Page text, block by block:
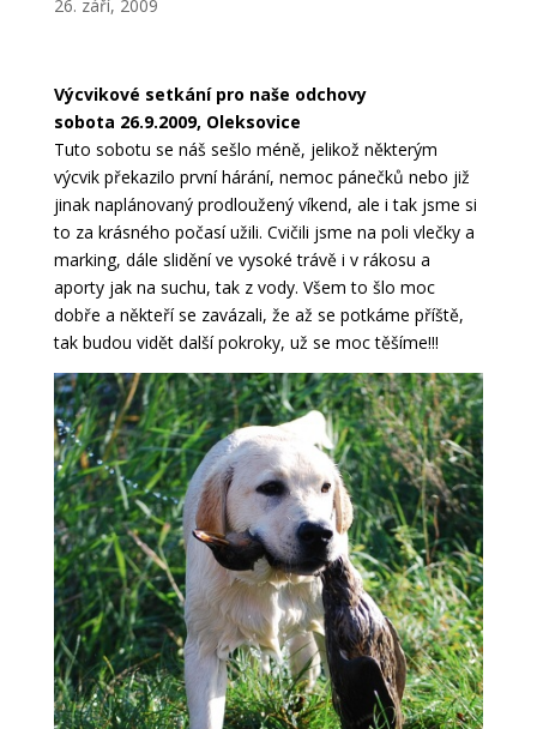
26. září, 2009
Výcvikové setkání pro naše odchovy
sobota 26.9.2009, Oleksovice
Tuto sobotu se náš sešlo méně, jelikož některým
výcvik překazilo první hárání, nemoc pánečků nebo již
jinak naplánovaný prodloužený víkend, ale i tak jsme si
to za krásného počasí užili. Cvičili jsme na poli vlečky a
marking, dále slidění ve vysoké trávě i v rákosu a
aporty jak na suchu, tak z vody. Všem to šlo moc
dobře a někteří se zavázali, že až se potkáme příště,
tak budou vidět další pokroky, už se moc těšíme!!!